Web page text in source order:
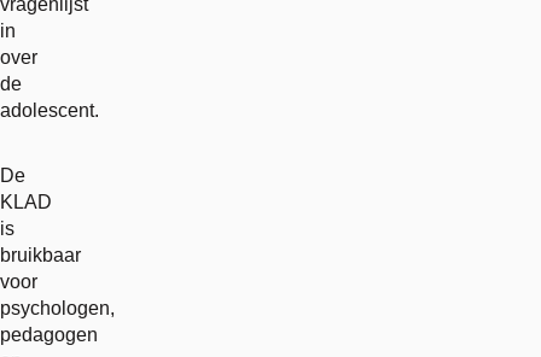
vragenlijst
in
over
de
adolescent.
De
KLAD
is
bruikbaar
voor
psychologen,
pedagogen